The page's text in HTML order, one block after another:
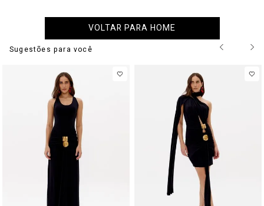
VOLTAR PARA HOME
Sugestões para você